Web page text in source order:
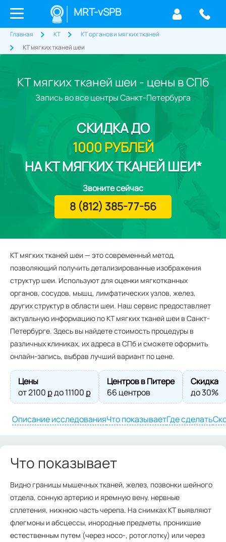
MRT-vSPB
Главная КТ
КТ органов и мягких тканей
КТ мягких тканей шеи
КТ мягких тканей шеи - цены в СПб
КТ мягких тканей шеи — это современный метод,
позволяющий получить детализированные изображения
структур шеи. Используют для оценки мягкотканных
органов, сосудов, мышц, лимфатических узлов, желез,
других структур в области шеи. Наш сервис предоставляет
актуальную информацию по КТ мягких тканей шеи в Санкт-
Петербурге. Здесь вы найдете стоимость процедуры в
различных клиниках, их адреса в СПб и сможете оформить
онлайн-запись, выбрав лучший вариант по цене.
Цены
от2100 ք до11100 ք
Центров в Питере
66 центров
Скидка
до 30%
Описание исследованияЧто показываетГде сделать
Запись во все центры Санкт-Петербурга
СКИДКАДО
1000 РУБЛЕЙ
НА КТ МЯГКИХ ТКАНЕЙ ШЕИ*
Звоните сейчас
8 (812) 385-77-56
Что показывает
Видно границы мышечных тканей, желез, позвонки шейного
отдела, сонную артерию и яремную вену, нервные
сплетения, нижнюю часть черепа. На снимках КТ выявляют
флегмоны и абсцессы, инородные предметы, проникшие
естественным путем (через носо-, ротоглотку) или через